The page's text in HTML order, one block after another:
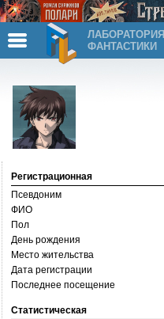
ЛАБОРАТОРИЯ
ФАНТАСТИКИ
Регистрационная
Псевдоним
ФИО
Пол
День рождения
Место жительства
Дата регистрации
Последнее посещение
Статистическая